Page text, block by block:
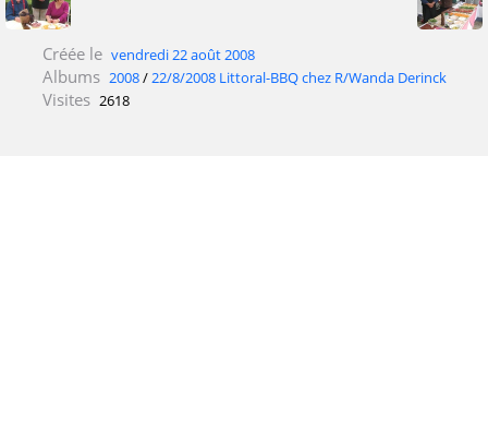
Créée le vendredi 22 août 2008
Albums 2008/22/8/2008 Littoral-BBQ chez R/Wanda Derinck
Visites 2618